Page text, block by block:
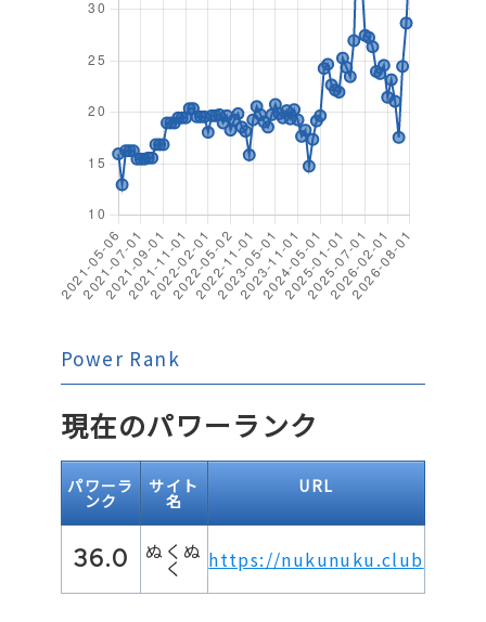
Power Rank
現在のパワーランク
パワーラ
ンク
サイト
名
URL
36.0 ぬくぬ
く https://nukunuku.club